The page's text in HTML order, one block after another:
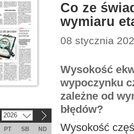
Co ze
wymiaru
08 stycznia
Wysokość
wypoczynku
zależne od
błędów?
Wysokość
2026
PT SB
ND